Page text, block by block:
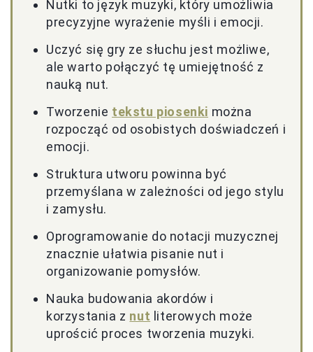
Nutki to język muzyki, który umożliwia
precyzyjne wyrażenie myśli i emocji.
Uczyć się gry ze słuchu jest możliwe,
ale warto połączyć tę umiejętność z
nauką nut.
Tworzenie tekstu piosenki można
rozpocząć od osobistych doświadczeń i
emocji.
Struktura utworu powinna być
przemyślana w zależności od jego stylu
i zamysłu.
Oprogramowanie do notacji muzycznej
znacznie ułatwia pisanie nut i
organizowanie pomysłów.
Nauka budowania akordów i
korzystania z nut literowych może
uprościć proces tworzenia muzyki.